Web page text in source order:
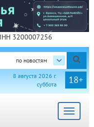
3200007256
по новостям
18+
8 августа 2026 г.
суббота
Toggle